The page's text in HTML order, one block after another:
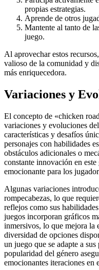
propias estrategias.
Aprende de otros
Mantente al tanto de
juego.
Al aprovechar estos
valioso de la comunidad y
más enriquecedora.
Variaciones y
El concepto de «chicken
variaciones y evoluciones
características y desafíos
personajes con habilidades
obstáculos adicionales o
constante innovación en
emocionante para los
Algunas variaciones
rompecabezas, lo que
reflejos como sus
juegos incorporan gráficos
inmersivos, lo que mejora la
diversidad de opciones
un juego que se adapte a
popularidad del género
emocionantes iteraciones en